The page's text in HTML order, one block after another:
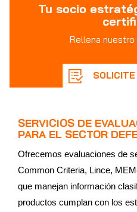
Tu socio
Rellena
SERVICIOS DE
PARA EL SECTOR
Ofrecemos evaluaciones de
Common Criteria, Lince,
que manejan información
productos cumplan con los